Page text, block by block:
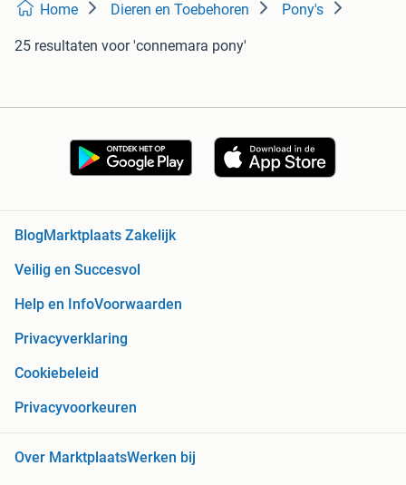
Home Dieren en Toebehoren Pony's
25 resultaten voor 'connemara pony'
Blog Marktplaats Zakelijk
Veilig en Succesvol
Help en InfoVoorwaarden
Privacyverklaring
Cookiebeleid
Privacyvoorkeuren
Over MarktplaatsWerken bij